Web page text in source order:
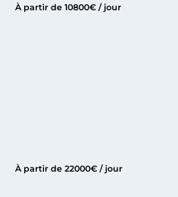
À partir de 10800€ / jour
GUY COUACH 120GOLFE-JUAN
À partir de 22000€ / jour
ISA 120 SPORT CANNES